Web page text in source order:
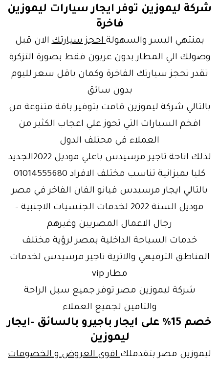
شركة ليموزين توفر ايجار سيارات ليموزين
فاخرة
بمنتهي اليسر والسهولةاحجز سيارتكالان قبل
وصولك الي المطار بدون عربون فقط بصورة التزكرة
تقدر تحجز سيارتك الفاخرة وكمان باقل سعر لليوم
بدون سائق
بالتالي شركة ليموزين قامت بتوفير باقة متنوعة من
افخم السيارات التي تحوز علي اعجاب الكثير من
العملاء في محتلف الدول
لذلك اتاحة تاجير مرسيدس باعلي موديل 2022الجديد
كليا بميزانية تناسب مختلف الافراد 01014555680
بالتالي ايجار مرسيدس فيانو الفان الفاخر في مصر
موديل السنة 2022 لخدمات الجنسيات الاجنبية –
رجال الاعمال المصريين وغيرهم
خدمات السياحة الداخلية بمصر لرؤية مختلف
المناطق الترفيهي والاثرية تاجير مرسيدس لخدمات
مطار vip
شركة ليموزين مصر توفر جميع سبل الراحة
والتامين لجميع العملاء
خصم 15% على ايجار باجيرو بالسائق -ايجار
ليموزين
ليموزين مصر بتقدملكاقوى العروض و الخصومات